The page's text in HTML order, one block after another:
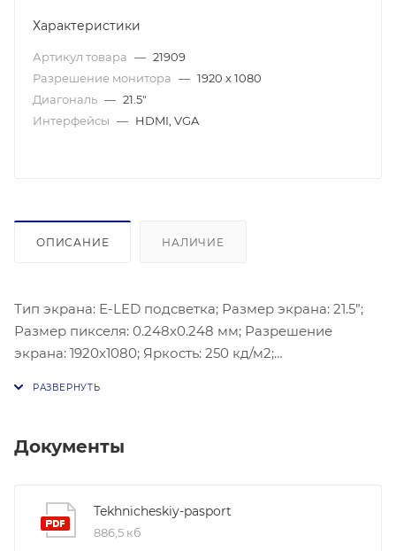
Характеристики
Артикул товара — 21909
Разрешение монитора — 1920 x 1080
Диагональ — 21.5"
Интерфейсы — HDMI, VGA
ОПИСАНИЕ НАЛИЧИЕ
Тип экрана: E-LED подсветка; Размер экрана: 21.5”;
Размер пикселя: 0.248х0.248 мм; Разрешение
экрана: 1920х1080; Яркость: 250 кд/м2;
DC12В / 2.0A; Потребляемая мощность: ≤24 Вт;
75Х75 мм; Материал корпуса: Пластик; Размеры:
492.4х365,4х162.7 мм; Вес: 2.08 кг.
Документы
Tekhnicheskiy-pasport
886,5 кб